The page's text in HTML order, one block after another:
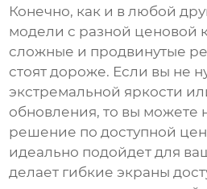
Конечно, как и в любой
модели с разной ценовой
сложные и продвинутые
стоят дороже. Если вы не
экстремальной яркости
обновления, то вы можете
решение по доступной
идеально подойдет для
делает гибкие экраны